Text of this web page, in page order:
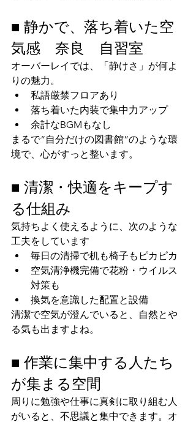
■ 静かで、落ち着いた空
気感　奈良　自習室
オーバーレイでは、「静けさ」が何よ
りの魅力。
私語厳禁フロアあり
落ち着いた内装で集中力アップ
余計なBGMもなし
まるで“自分だけの図書館”のような環
境で、心がすっと整います。
■ 清潔・快適をキープす
る仕組み
気持ちよく使えるように、次のような
工夫をしています
毎日の清掃で机も椅子もピカピカ
空気清浄機完備で花粉・ウイルス
対策も
換気を意識した配置と設備
清潔で空気が澄んでいると、自然とや
る気も出ますよね。
■ 作業に集中する人たち
が集まる空間
周りに勉強や仕事に真剣に取り組む人
がいると、不思議と集中できます。オ